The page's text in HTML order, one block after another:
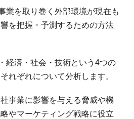
業を取り巻く外部環境が現在も
を把握・予測するための方法
経済・社会・技術という4つの
れぞれについて分析します。
事業に影響を与える脅威や機
やマーケティング戦略に役立